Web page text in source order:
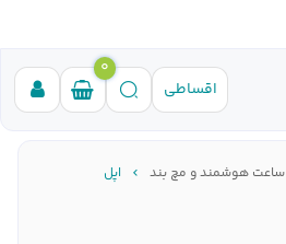
اقساطی
0
ساعت هوشمند و مچ بند اپل